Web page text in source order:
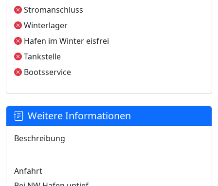
Stromanschluss
Winterlager
Hafen im Winter eisfrei
Tankstelle
Bootsservice
Weitere Informationen
Beschreibung
Anfahrt